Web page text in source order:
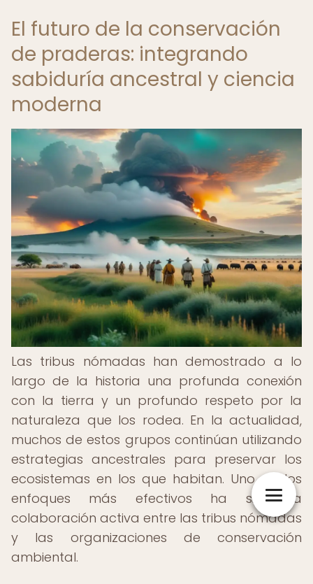
El futuro de la conservación
de praderas: integrando
sabiduría ancestral y ciencia
moderna
Las tribus nómadas han demostrado a lo
largo de la historia una profunda conexión
con la tierra y un profundo respeto por la
naturaleza que los rodea. En la actualidad,
muchos de estos grupos continúan utilizando
estrategias ancestrales para preservar los
ecosistemas en los que habitan. Uno de los
enfoques más efectivos ha sido la
colaboración activa entre las tribus nómadas
y las organizaciones de conservación
ambiental.